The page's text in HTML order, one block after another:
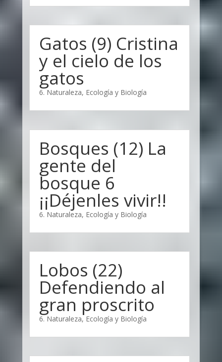
Gatos (9) Cristina
y el cielo de los
gatos
6. Naturaleza, Ecología y Biología
Bosques (12) La
gente del
bosque 6
¡¡Déjenles vivir!!
6. Naturaleza, Ecología y Biología
Lobos (22)
Defendiendo al
gran proscrito
6. Naturaleza, Ecología y Biología